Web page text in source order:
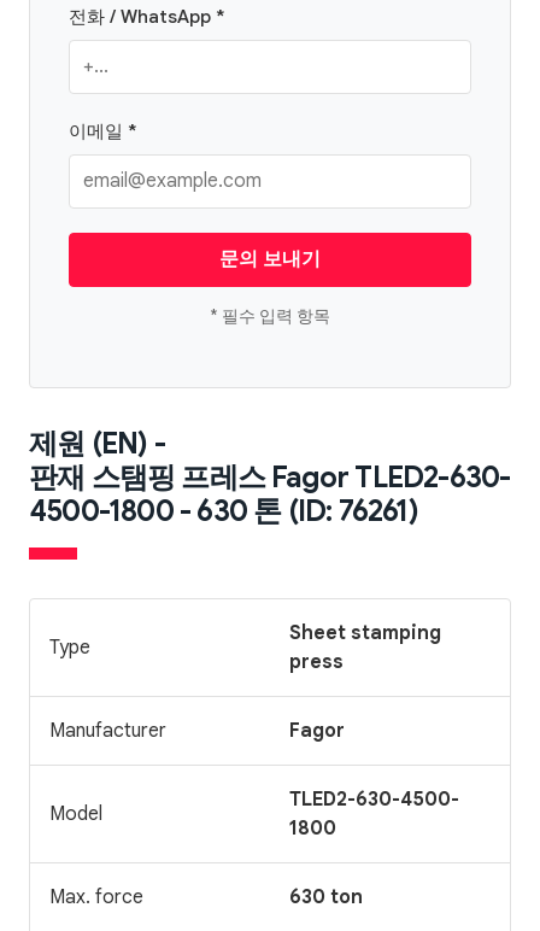
전화 / WhatsApp *
이메일 *
문의 보내기
* 필수 입력 항목
제원 (EN) -
판재 스탬핑 프레스 Fagor TLED2-630-
4500-1800 - 630 톤 (ID: 76261)
Type
Sheet stamping
press
Manufacturer Fagor
Model
TLED2-630-4500-
1800
Max. force 630 ton